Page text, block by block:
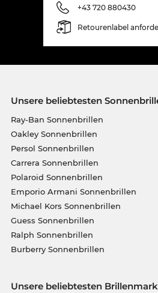
+43 720 880430
Retourenlabel
Unsere beliebtesten
Ray-Ban Sonnenbrillen
Oakley Sonnenbrillen
Persol Sonnenbrillen
Carrera Sonnenbrillen
Polaroid Sonnenbrillen
Emporio Armani Sonnenbrillen
Michael Kors Sonnenbrillen
Guess Sonnenbrillen
Ralph Sonnenbrillen
Burberry Sonnenbrillen
Unsere beliebtesten